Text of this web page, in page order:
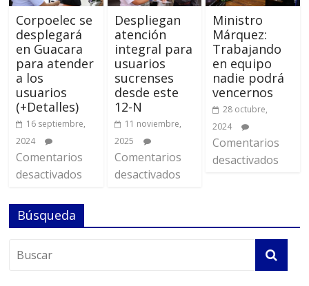
Corpoelec se
desplegará
en Guacara
para atender
a los
usuarios
(+Detalles)
16 septiembre,
2024
Comentarios
desactivados
Despliegan
atención
integral para
usuarios
sucrenses
desde este
12-N
11 noviembre,
2025
Comentarios
desactivados
Ministro
Márquez:
Trabajando
en equipo
nadie podrá
vencernos
28 octubre,
2024
Comentarios
desactivados
Búsqueda